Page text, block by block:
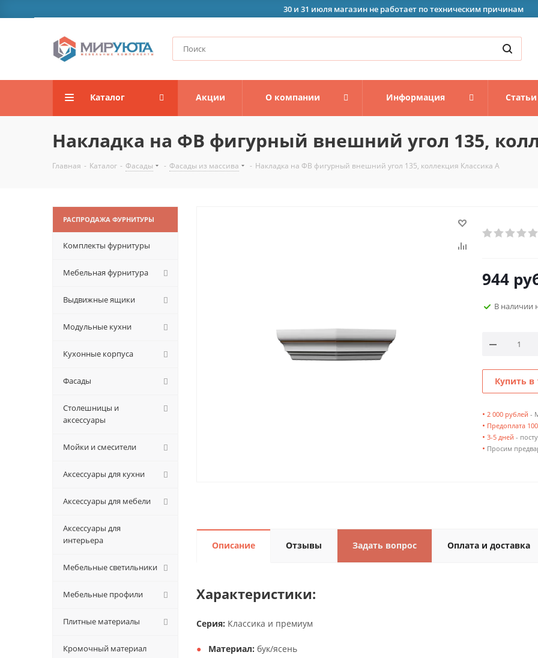
30 и 31 июля магазин не работает по техническим причинам
Каталог Акции О компании Информация Статьи
Накладка на ФВ фигурный внешний угол 135,
Главная - Каталог - Фасады - Фасады из массива - Накладка на ФВ фигурный внешний угол 135, коллекция Классика А
944
В наличии
Купить в
• 2 000 рублей -
• Предоплата
• 3-5 дней -
• Просим
Описание Отзывы Задать вопрос Оплата и доставка
Характеристики:
Серия: Классика и премиум
Материал: бук/ясень
РАСПРОДАЖА ФУРНИТУРЫ
Комплекты фурнитуры
Мебельная фурнитура
Выдвижные ящики
Модульные кухни
Кухонные корпуса
Фасады
Столешницы и
аксессуары
Мойки и смесители
Аксессуары для кухни
Аксессуары для мебели
Аксессуары для
интерьера
Мебельные светильники
Мебельные профили
Плитные материалы
Кромочный материал